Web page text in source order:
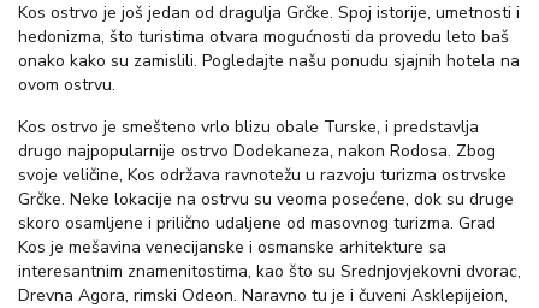
Kos ostrvo je još jedan od dragulja Grčke. Spoj istorije, umetnosti i
hedonizma, što turistima otvara mogućnosti da provedu leto baš
onako kako su zamislili. Pogledajte našu ponudu sjajnih hotela na
ovom ostrvu.
Kos ostrvo je smešteno vrlo blizu obale Turske, i predstavlja
drugo najpopularnije ostrvo Dodekaneza, nakon Rodosa. Zbog
svoje veličine, Kos održava ravnotežu u razvoju turizma ostrvske
Grčke. Neke lokacije na ostrvu su veoma posećene, dok su druge
skoro osamljene i prilično udaljene od masovnog turizma. Grad
Kos je mešavina venecijanske i osmanske arhitekture sa
interesantnim znamenitostima, kao što su Srednjovjekovni dvorac,
Drevna Agora, rimski Odeon. Naravno tu je i čuveni Asklepijeion,